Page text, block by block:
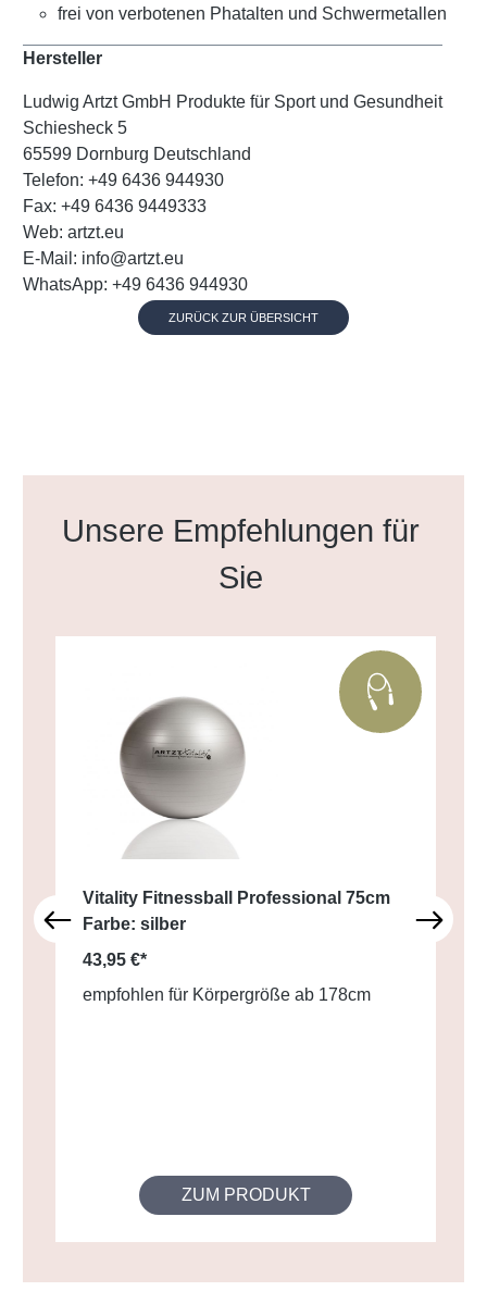
frei von verbotenen Phatalten und Schwermetallen
Hersteller
Ludwig Artzt GmbH Produkte für Sport und Gesundheit
Schiesheck 5
65599 Dornburg Deutschland
Telefon: +49 6436 944930
Fax: +49 6436 9449333
Web: artzt.eu
E-Mail: info@artzt.eu
WhatsApp: +49 6436 944930
ZURÜCK ZUR ÜBERSICHT
Produktgalerie überspringen
Unsere Empfehlungen für
Sie
Vitality Fitnessball Professional 75cm
Farbe: silber
43,95 €*
empfohlen für Körpergröße ab 178cm
ZUM PRODUKT